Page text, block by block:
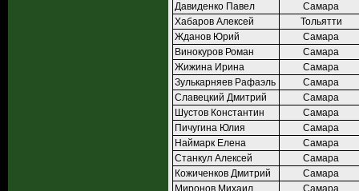
Давиденко Павел
Самара
Хабаров Алексей
Тольятти
Жданов Юрий
Самара
Винокуров Роман
Самара
Жижина Ирина
Самара
Зулькарняев Рафаэль
Самара
Славецкий Дмитрий
Самара
Шустов Константин
Самара
Пичугина Юлия
Самара
Наймарк Елена
Самара
Станкул Алексей
Самара
Кожиченков Дмитрий
Самара
Миронов Михаил
Самара